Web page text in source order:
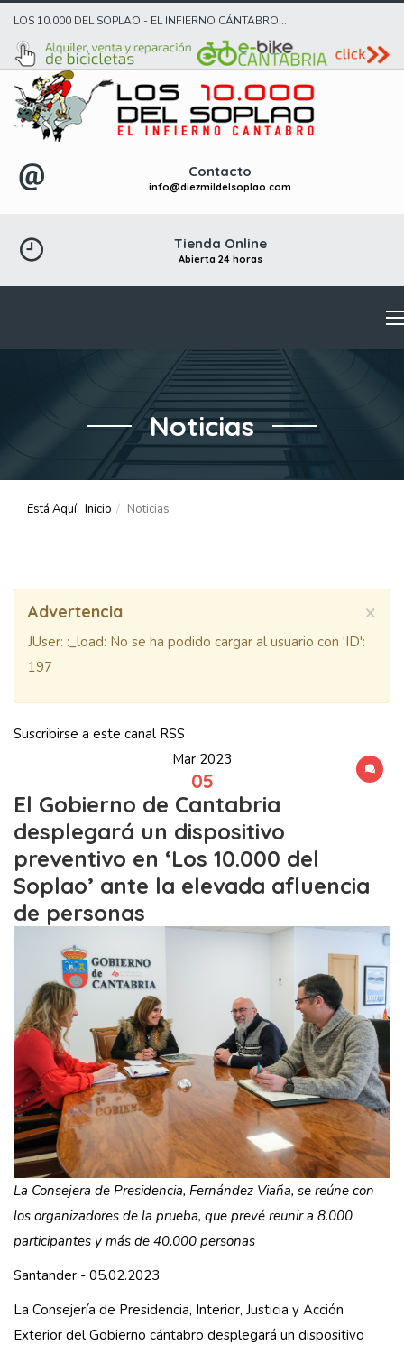
LOS 10.000 DEL SOPLAO - EL INFIERNO CÁNTABRO...
Contacto
info@diezmildelsoplao.com
Tienda Online
Abierta 24 horas
Noticias
Está Aquí: Inicio Noticias
×
Advertencia
JUser: :_load: No se ha podido cargar al usuario con 'ID':
197
Suscribirse a este canal RSS
Mar 2023
05
El Gobierno de Cantabria
desplegará un dispositivo
preventivo en ‘Los 10.000 del
Soplao’ ante la elevada afluencia
de personas
La Consejera de Presidencia, Fernández Viaña, se reúne con
los organizadores de la prueba, que prevé reunir a 8.000
participantes y más de 40.000 personas
Santander - 05.02.2023
La Consejería de Presidencia, Interior, Justicia y Acción
Exterior del Gobierno cántabro desplegará un dispositivo